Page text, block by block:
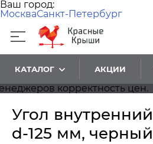
Ваш город:
МоскваСанкт-Петербург
КАТАЛОГ АКЦИИ
корректность цен.
Угол
d-125 мм,